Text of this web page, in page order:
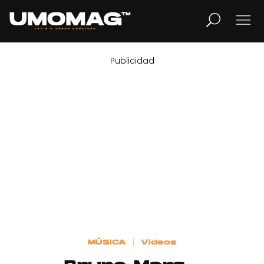
LIFESTYLE
Publicidad
MÚSICA Videos